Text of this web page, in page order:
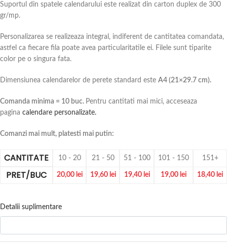
Suportul din spatele calendarului este realizat din carton duplex de 300
gr/mp.
Personalizarea se realizeaza integral, indiferent de cantitatea comandata,
astfel ca fiecare fila poate avea particularitatile ei. Filele sunt tiparite
color pe o singura fata.
Dimensiunea calendarelor de perete standard este A4 (21×29.7 cm).
Comanda minima = 10 buc. Pentru cantitati mai mici, acceseaza
pagina calendare personalizate.
Comanzi mai mult, platesti mai putin:
CANTITATE 10 - 20 21 - 50 51 - 100 101 - 150 151+
PRET/BUC 20,00 lei 19,60 lei 19,40 lei 19,00 lei 18,40 lei
Detalii suplimentare